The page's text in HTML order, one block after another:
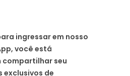
ingressar em nosso
você está
compartilhar seu
de